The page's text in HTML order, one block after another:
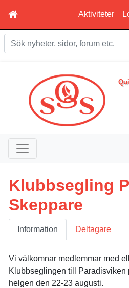
Aktiviteter
Klubbsegling
Skeppare
Information Deltagare
Vi välkomnar medlemmar med
Klubbseglingen till Paradisviken
helgen den 22-23 augusti.